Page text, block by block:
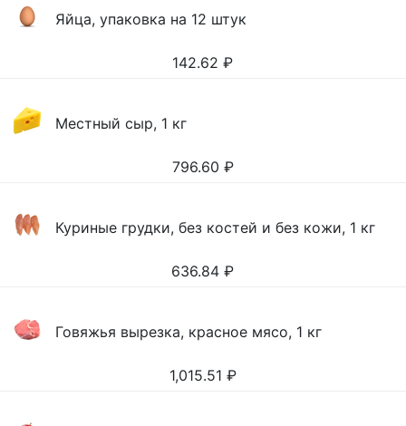
Яйца, упаковка на 12 штук
142.62 ₽
Местный сыр, 1 кг
796.60 ₽
Куриные грудки, без костей и без кожи, 1 кг
636.84 ₽
Говяжья вырезка, красное мясо, 1 кг
1,015.51 ₽